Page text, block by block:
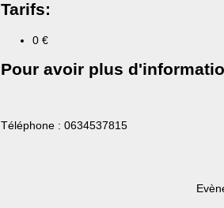
Tarifs:
0 €
Pour avoir plus
Téléphone : 0634537815